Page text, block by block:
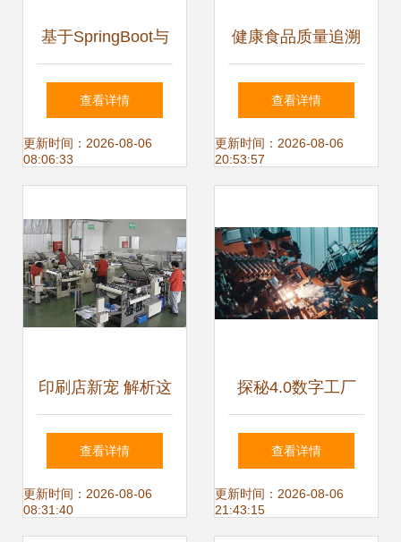
基于SpringBoot与
Vue的停车场管理
系统设计与实现
查看详情
更新时间：2026-08-06
08:06:33
健康食品质量追溯
系统定制开发 从程
序到系统的全流程
查看详情
更新时间：2026-08-06
20:53:57
印刷店新宠 解析这
款系统引言的特别
之处
查看详情
更新时间：2026-08-06
08:31:40
探秘4.0数字工厂
“造车新实力”岚图
有何不同？——程
查看详情
更新时间：2026-08-06
21:43:15